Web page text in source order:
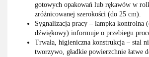
gotowych opakowań lub rękawów w
zróżnicowanej szerokości (do 25 cm).
Sygnalizacja pracy – lampka kontrolna
dźwiękowy) informuje o przebiegu
Trwała, higieniczna konstrukcja – stal
tworzywo, gładkie powierzchnie łatwe